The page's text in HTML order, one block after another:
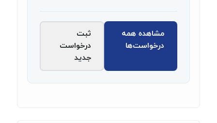
مشاهده همه
درخواست‌ها
ثبت
درخواست
جدید